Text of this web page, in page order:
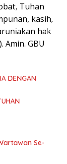
Tuhan
kasih,
hak
Amin. GBU
DENGAN
Se-